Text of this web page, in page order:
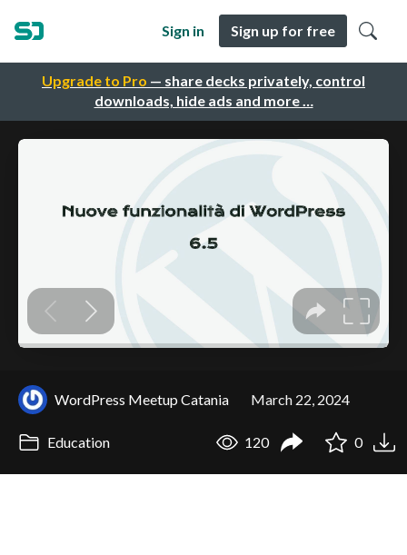
Upgrade to Pro — share decks privately, control
downloads, hide ads and more …
Sign in Sign up for free
WordPress Meetup Catania March 22, 2024
Education 120 0